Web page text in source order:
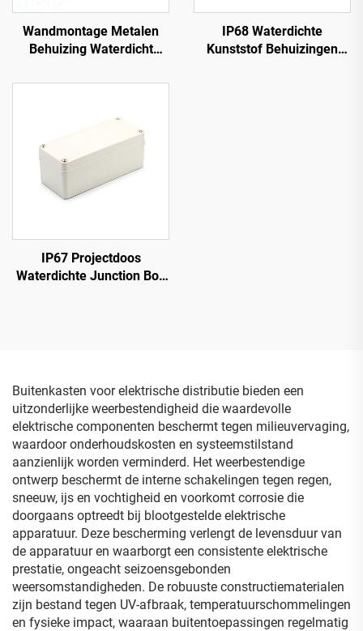
Wandmontage Metalen
Behuizing Waterdicht
IP68 Waterdichte
Kunststof Behuizingen
IP67 Projectdoos
Waterdichte Junction Box
Buitenkasten voor elektrische distributie bieden een
uitzonderlijke weerbestendigheid die waardevolle
elektrische componenten beschermt tegen milieuvervaging,
waardoor onderhoudskosten en systeemstilstand
aanzienlijk worden verminderd. Het weerbestendige
ontwerp beschermt de interne schakelingen tegen regen,
sneeuw, ijs en vochtigheid en voorkomt corrosie die
doorgaans optreedt bij blootgestelde elektrische
apparatuur. Deze bescherming verlengt de levensduur van
de apparatuur en waarborgt een consistente elektrische
prestatie, ongeacht seizoensgebonden
weersomstandigheden. De robuuste constructiematerialen
zijn bestand tegen UV-afbraak, temperatuurschommelingen
en fysieke impact, waaraan buitentoepassingen regelmatig